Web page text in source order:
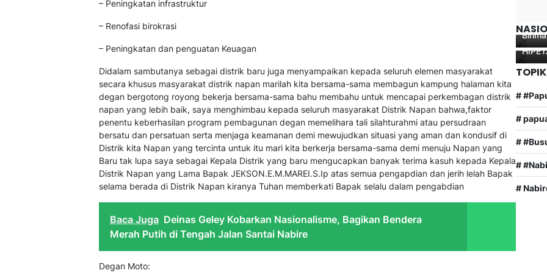
– Peningkatan infrastruktur
– Renofasi birokrasi
– Peningkatan dan penguatan Keuagan
Didalam sambutanya sebagai distrik baru juga menyampaikan kepada seluruh elemen masyarakat
secara khusus masyarakat distrik napan marilah kita bersama-sama membagun kampung halaman kita
degan bergotong royong bekerja bersama-sama bahu membahu untuk mencapai perkembagan distrik
napan yang lebih baik, saya menghimbau kepada seluruh masyarakat Distrik Napan bahwa,faktor
penentu keberhasilan program pembagunan degan memelihara tali silahturahmi atau persudraan
bersatu dan persatuan serta menjaga keamanan demi mewujudkan situasi yang aman dan kondusif di
Distrik kita Napan yang tercinta untuk itu mari kita berkerja bersama-sama demi menuju Napan yang
Baru tak lupa saya sebagai Kepala Distrik yang baru mengucapkan banyak terima kasuh kepada Kepala
Distrik Napan yang Lama Bapak JEKSON.E.M.MAREI.S.Ip atas semua pengapdian dan jerih lelah Bapak
selama berada di Distrik Napan kiranya Tuhan memberkati Bapak selalu dalam pengabdian
Baca Juga Deinas Geley Kobarkan Nasionalisme, Bagikan Bendera
Merah Putih di Tengah Jalan Santai Nabire
Degan Moto:
Kab.
M.H
#
#
#
#
#